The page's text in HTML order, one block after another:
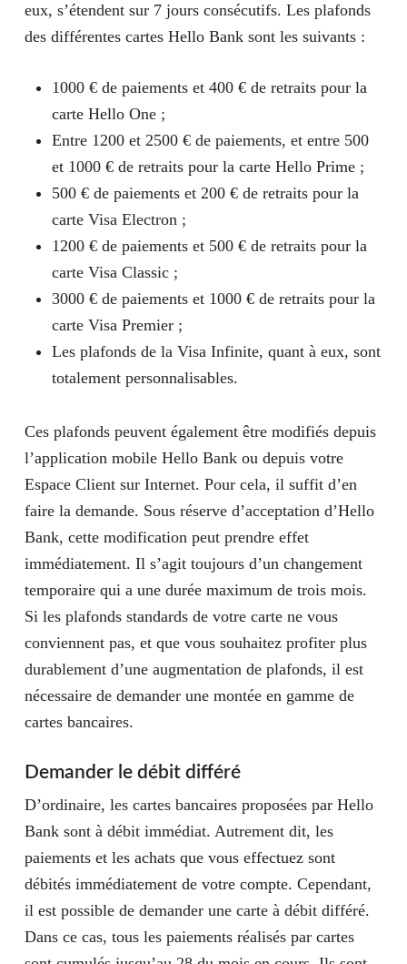
eux, s’étendent sur 7 jours consécutifs. Les plafonds
des différentes cartes Hello Bank sont les suivants :
1000 € de paiements et 400 € de retraits pour la
carte Hello One ;
Entre 1200 et 2500 € de paiements, et entre 500
et 1000 € de retraits pour la carte Hello Prime ;
500 € de paiements et 200 € de retraits pour la
carte Visa Electron ;
1200 € de paiements et 500 € de retraits pour la
carte Visa Classic ;
3000 € de paiements et 1000 € de retraits pour la
carte Visa Premier ;
Les plafonds de la Visa Infinite, quant à eux, sont
totalement personnalisables.
Ces plafonds peuvent également être modifiés depuis
l’application mobile Hello Bank ou depuis votre
Espace Client sur Internet. Pour cela, il suffit d’en
faire la demande. Sous réserve d’acceptation d’Hello
Bank, cette modification peut prendre effet
immédiatement. Il s’agit toujours d’un changement
temporaire qui a une durée maximum de trois mois.
Si les plafonds standards de votre carte ne vous
conviennent pas, et que vous souhaitez profiter plus
durablement d’une augmentation de plafonds, il est
nécessaire de demander une montée en gamme de
cartes bancaires.
Demander le débit différé
D’ordinaire, les cartes bancaires proposées par Hello
Bank sont à débit immédiat. Autrement dit, les
paiements et les achats que vous effectuez sont
débités immédiatement de votre compte. Cependant,
il est possible de demander une carte à débit différé.
Dans ce cas, tous les paiements réalisés par cartes